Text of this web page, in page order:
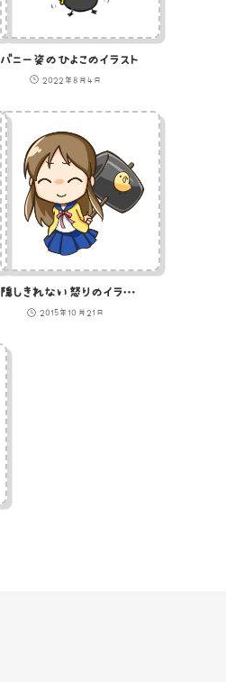
バニー姿のひよこのイラスト
2022年8月4日
隠しきれない怒りのイラスト
2015年10月21日